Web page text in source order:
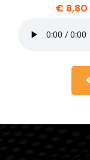
€8,80